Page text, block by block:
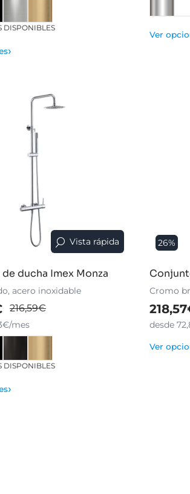
DISPONIBLES
›
Ver
Vista rápida
ducha Imex Monza
acero inoxidable
216,59€
mes
DISPONIBLES
›
26%
Cromo
desde
Ver